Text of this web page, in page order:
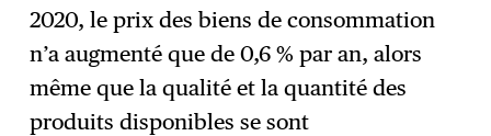
2020, le prix des biens de consommation
n’a augmenté que de 0,6 % par an, alors
même que la qualité et la quantité des
produits disponibles se sont